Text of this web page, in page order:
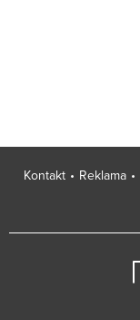
Kontakt Reklama